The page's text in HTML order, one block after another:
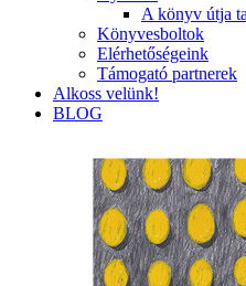
A könyv útja
Könyvesboltok
Elérhetőségeink
Támogató partnerek
Alkoss velünk!
BLOG